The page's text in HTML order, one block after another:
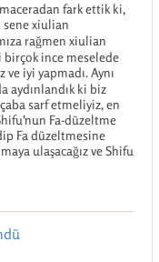
fark ettik ki,
sene xiulian
rağmen xiulian
birçok ince meselede
ve iyi yapmadı. Aynı
aydınlandık ki biz
sarf etmeliyiz, en
Fa-düzeltme
Fa düzeltmesine
ulaşacağız ve Shifu